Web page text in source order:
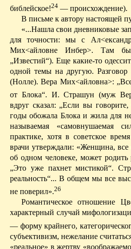
библейское!24 — происхождение).
В письме к автору настоящей
«...Нашла свои дневниковые
для точности: мы с
Мих<айловне Инбер>. Там
„Известий“). Еще какие-то
одной темы на другую.
(Нолле). Вера Мих<айловна>:
от Блока“. И. Страшун (муж
вдруг сказал: „Если вы
годы обожала Блока и жила для
называемая «самовнушаемая
практике, хотя в советское
врачи утверждали: «Женщина,
об одном человеке, может родить
„Это уже пахнет мистикой“.
реальность“... В общеммы все
не поверил».26
Романтическое отношение
характерный случай
— форму крайнего,
субъективизм, нежелание
«реальное» в жертву